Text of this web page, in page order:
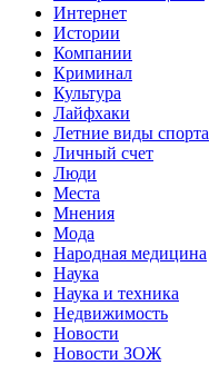
Интернет
Истории
Компании
Криминал
Культура
Лайфхаки
Летние виды спорта
Личный счет
Люди
Места
Мнения
Мода
Народная медицина
Наука
Наука и техника
Недвижимость
Новости
Новости ЗОЖ